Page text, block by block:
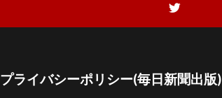
プライバシーポリシー(毎日新聞出版)